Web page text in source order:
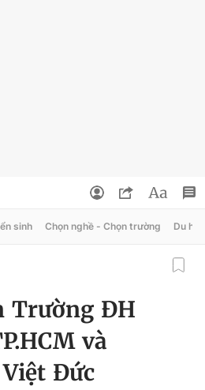
sinh Chọn nghề - Chọn trường Du học
Trường ĐH
và
Đức